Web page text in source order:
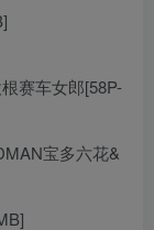
赛车女郎[58P-
宝多六花&